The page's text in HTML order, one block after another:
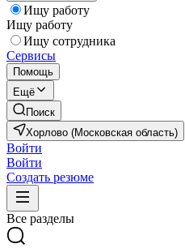
Ищу работу
Ищу работу
Ищу сотрудника
Сервисы
Помощь
Ещё
Поиск
Хорлово (Московская область)
Войти
Войти
Создать резюме
Все разделы